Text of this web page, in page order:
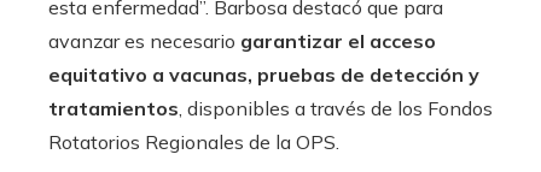
esta enfermedad”. Barbosa destacó que para
avanzar es necesario garantizar el acceso
equitativo a vacunas, pruebas de detección y
tratamientos, disponibles a través de los Fondos
Rotatorios Regionales de la OPS.